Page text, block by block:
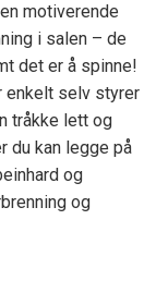
motiverende
i salen – de
det er å spinne!
enkelt selv styrer
tråkke lett og
du kan legge på
og
og